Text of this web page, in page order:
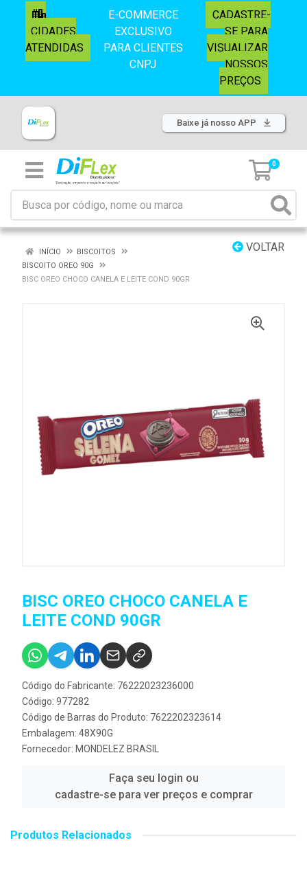
CIDADES
ATENDIDAS
E-COMMERCE
EXCLUSIVO
PARA CLIENTES
CNPJ
CADASTRE-
SE PARA
VISUALIZAR
NOSSOS
PREÇOS
Baixe já nosso APP
0
VOLTAR
INÍCIO
BISCOITOS
BISCOITO OREO 90G
BISC OREO CHOCO CANELA E LEITE COND 90GR
BISC OREO CHOCO CANELA E
LEITE COND 90GR
Código do Fabricante: 76222023236000
Código: 977282
Código de Barras do Produto: 7622202323614
Embalagem: 48X90G
Fornecedor: MONDELEZ BRASIL
Faça seu login ou
cadastre-se para ver preços e comprar
Produtos Relacionados